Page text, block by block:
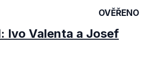
OVĚŘENO
Ivo Valenta a Josef